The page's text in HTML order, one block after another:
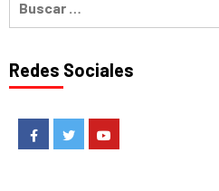
Redes Sociales
FacebookTwitter